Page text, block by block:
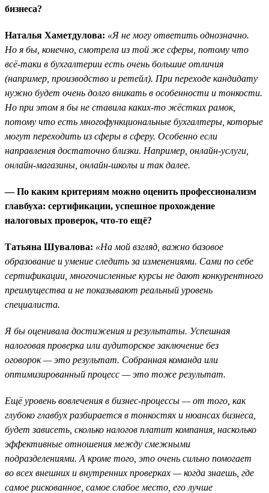
бизнеса?
Наталья Хаметдулова: «Я не могу ответить однозначно.
Но я бы, конечно, смотрела из той же сферы, потому что
всё-таки в бухгалтерии есть очень большие отличия
(например, производство и ретейл). При переходе кандидату
нужно будет очень долго вникать в особенности и тонкости.
Но при этом я бы не ставила каких-то жёстких рамок,
потому что есть многофункциональные бухгалтеры, которые
могут переходить из сферы в сферу. Особенно если
направления достаточно близки. Например, онлайн-услуги,
онлайн-магазины, онлайн-школы и так далее.
— По каким критериям можно оценить профессионализм
главбуха: сертификации, успешное прохождение
налоговых проверок, что-то ещё?
Татьяна Шувалова: «На мой взгляд, важно базовое
образование и умение следить за изменениями. Сами по себе
сертификации, многочисленные курсы не дают конкурентного
преимущества и не показывают реальный уровень
специалиста.
Я бы оценивала достижения и результаты. Успешная
налоговая проверка или аудиторское заключение без
оговорок — это результат. Собранная команда или
оптимизированный процесс — это тоже результат.
Ещё уровень вовлечения в бизнес-процессы — от того, как
глубоко главбух разбирается в тонкостях и нюансах бизнеса,
будет зависеть, сколько налогов платит компания, насколько
эффективные отношения между смежными
подразделениями. А кроме того, это очень сильно помогает
во всех внешних и внутренних проверках — когда знаешь, где
самое рискованное, самое слабое место, его лучше